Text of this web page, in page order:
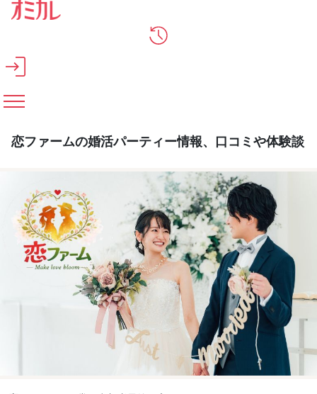
メインコンテンツへスキップ
恋ファームの婚活パーティー情報、口コミや体験談